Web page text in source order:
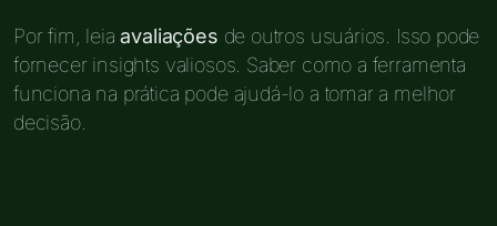
Por fim, leiaavaliações de outros usuários. Isso pode
fornecer insights valiosos. Saber como a ferramenta
funciona na prática pode ajudá-lo a tomar a melhor
decisão.